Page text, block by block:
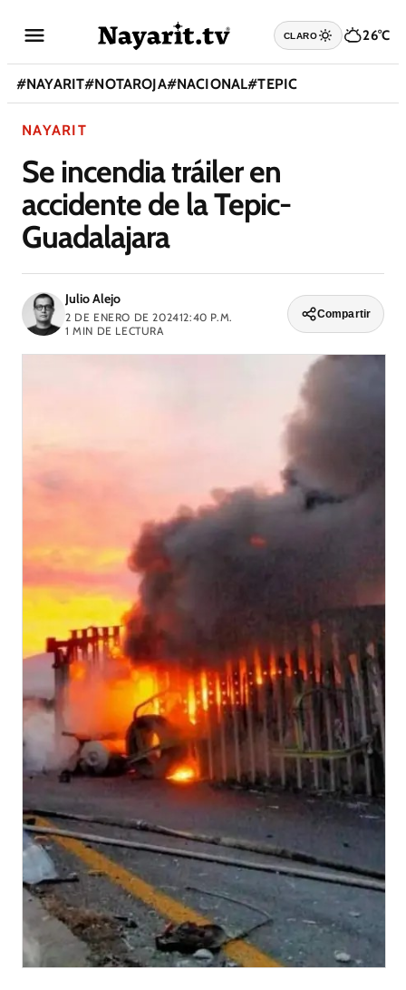
CLARO 26°C
#NAYARIT#NOTAROJA#NACIONAL#TEPIC
NAYARIT
Se incendia tráiler en
accidente de la Tepic-
Guadalajara
Julio Alejo
2 DE ENERO DE 202412:40 P.M.
1 MIN DE LECTURA
Compartir